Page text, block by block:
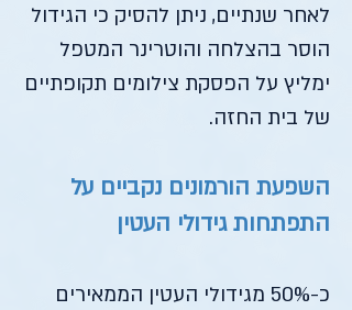
לאחר שנתיים, ניתן להסיק כי הגידול
הוסר בהצלחה והוטרינר המטפל
ימליץ על הפסקת צילומים תקופתיים
של בית החזה.
השפעת הורמונים נקביים על
התפתחות גידולי העטין
כ-50% מגידולי העטין הממאירים